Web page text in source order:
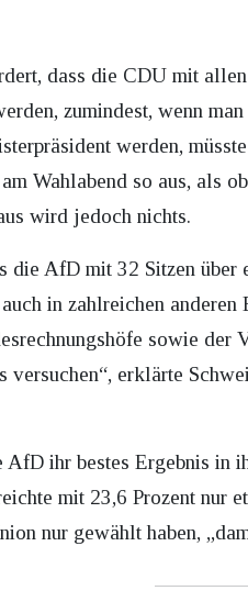
dass die CDU mit
zumindest, wenn
werden,
Wahlabend so aus, als
wird jedoch nichts.
die AfD mit 32 Sitzen
in zahlreichen
sowie der
versuchen“, erklärte
ihr bestes Ergebnis in
mit 23,6 Prozent nur
nur gewählt haben,